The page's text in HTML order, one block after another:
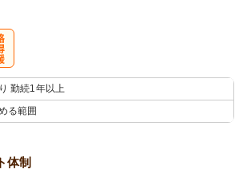
勤続1年以上
る範囲
体制